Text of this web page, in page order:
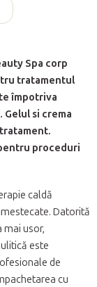
Spa corp
tratamentul
împotriva
si crema
proceduri
caldă
Datorită
usor,
este
de
cu